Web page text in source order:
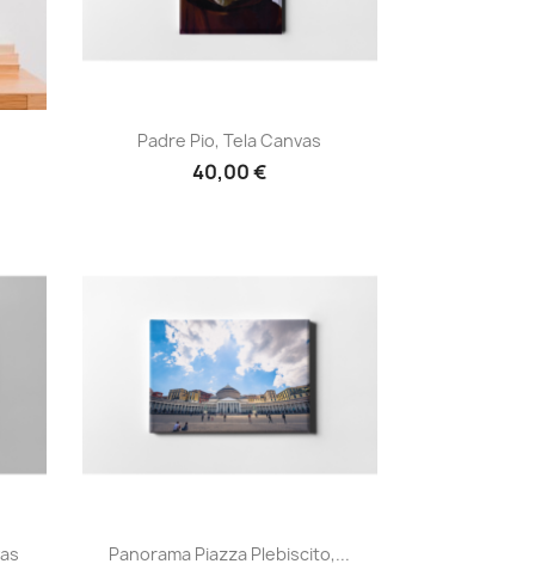
Anteprima
Padre Pio, Tela Canvas
40,00 €
Anteprima
Panorama Piazza Plebiscito,...